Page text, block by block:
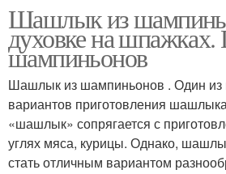
Шашлык из
духовке на
шампиньонов
Шашлык из шампиньонов . Один
вариантов приготовления
«шашлык» сопрягается с
углях мяса, курицы. Однако,
стать отличным вариантом